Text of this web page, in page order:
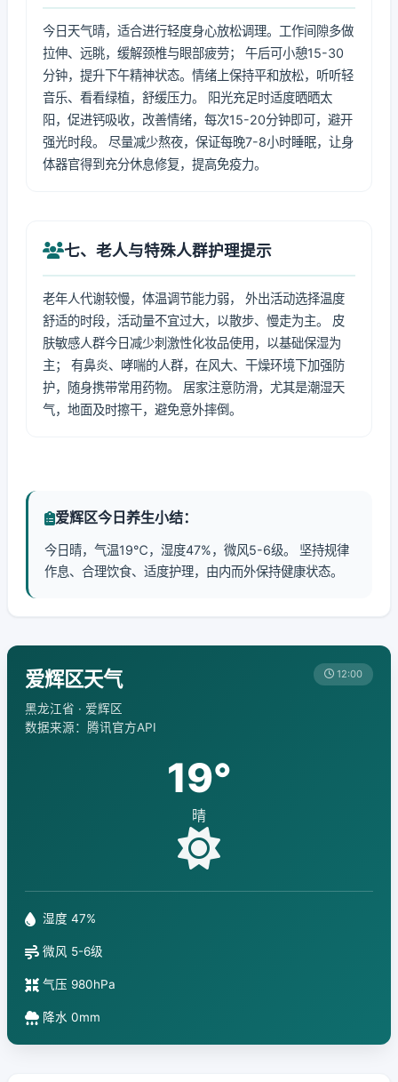
今日天气晴，适合进行轻度身心放松调理。工作间隙多做
拉伸、远眺，缓解颈椎与眼部疲劳； 午后可小憩15-30
分钟，提升下午精神状态。情绪上保持平和放松，听听轻
音乐、看看绿植，舒缓压力。 阳光充足时适度晒晒太
阳，促进钙吸收，改善情绪，每次15-20分钟即可，避开
强光时段。 尽量减少熬夜，保证每晚7-8小时睡眠，让身
体器官得到充分休息修复，提高免疫力。
七、老人与特殊人群护理提示
老年人代谢较慢，体温调节能力弱， 外出活动选择温度
舒适的时段，活动量不宜过大，以散步、慢走为主。 皮
肤敏感人群今日减少刺激性化妆品使用，以基础保湿为
主； 有鼻炎、哮喘的人群，在风大、干燥环境下加强防
护，随身携带常用药物。 居家注意防滑，尤其是潮湿天
气，地面及时擦干，避免意外摔倒。
爱辉区今日养生小结：
今日晴，气温19℃，湿度47%，微风5-6级。 坚持规律
作息、合理饮食、适度护理，由内而外保持健康状态。
爱辉区天气
黑龙江省 · 爱辉区
数据来源：腾讯官方API
12:00
19°
晴
湿度 47%
微风 5-6级
气压 980hPa
降水 0mm